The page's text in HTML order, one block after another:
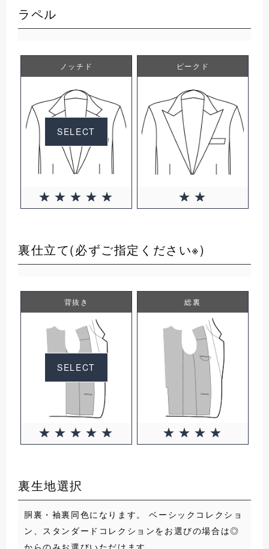
ラペル
ノッチド
SELECT
ピークド
裏仕立て(必ずご指定ください※)
背抜き
SELECT
総裏
裏生地選択
胴裏・袖裏同色になります。 ベーシックコレクショ
ン、スタンダードコレクションをお選びの場合は◎
からのみお選びいただけます。